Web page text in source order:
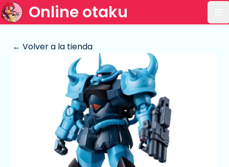
Online otaku
← Volver a la tienda